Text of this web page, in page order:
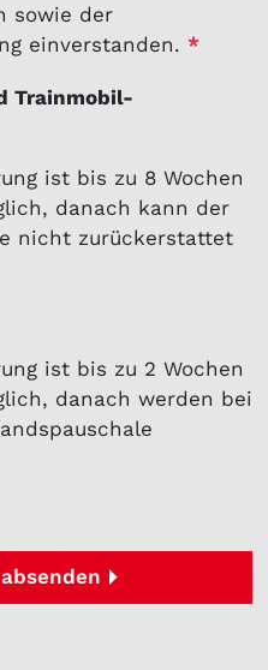
sowie der
einverstanden. *
Trainmobil-
ist bis zu 8 Wochen
danach kann der
nicht zurückerstattet
ist bis zu 2 Wochen
danach werden bei